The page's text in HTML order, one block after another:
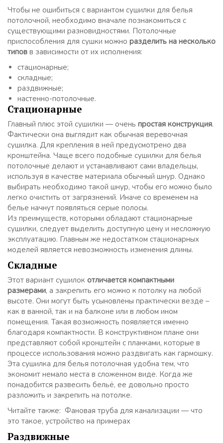
Чтобы не ошибиться с вариантом сушилки для белья
потолочной, необходимо вначале познакомиться с
существующими разновидностями. Потолочные
приспособления для сушки можно разделить на несколько
типов в зависимости от их исполнения:
стационарные;
складные;
раздвижные;
настенно-потолочные.
Стационарные
Главный плюс этой сушилки — очень простая конструкция.
Фактически она выглядит как обычная веревочная
сушилка. Для крепления в ней предусмотрено два
кронштейна. Чаще всего подобные сушилки для белья
потолочные делают и устанавливают сами владельцы,
используя в качестве материала обычный шнур. Однако
выбирать необходимо такой шнур, чтобы его можно было
легко очистить от загрязнений. Иначе со временем на
белье начнут появляться серые полосы.
Из преимуществ, которыми обладают стационарные
сушилки, следует выделить доступную цену и несложную
эксплуатацию. Главным же недостатком стационарных
моделей является невозможность изменения длины.
Складные
Этот вариант сушилок отличается компактными
размерами, а закрепить его можно к потолку на любой
высоте. Они могут быть усыновлены практически везде –
как в ванной, так и на балконе или в любом ином
помещения. Такая возможность появляется именно
благодаря компактности. В конструктивном плане они
представляют собой кронштейн с планками, которые в
процессе использования можно раздвигать как гармошку.
Эта сушилка для белья потолочная удобна тем, что
экономит немало места в сложенном виде. Когда же
понадобится развесить бельё, ее довольно просто
разложить и закрепить на потолке.
Читайте также: Фановая труба для канализации — что
это такое, устройство на примерах
Раздвижные